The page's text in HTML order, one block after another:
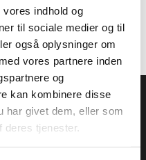
indhold og
til sociale medier og til
også oplysninger om
vores partnere inden
og
kan kombinere disse
har givet dem, eller som
deres tjenester.
rør godt og gen-kog.
af